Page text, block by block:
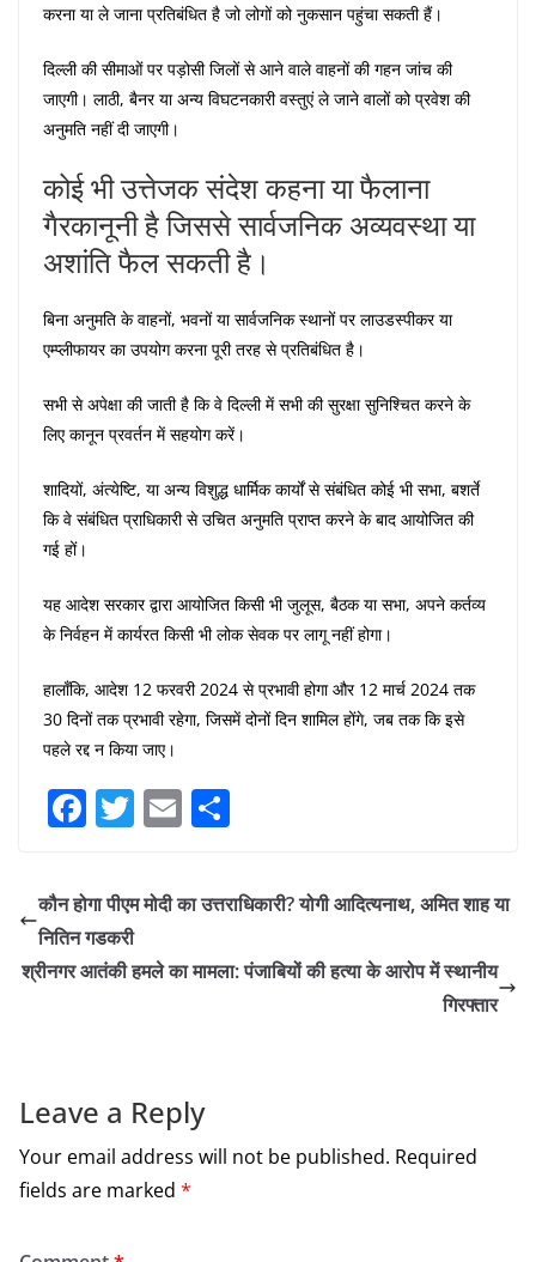
करना या ले जाना प्रतिबंधित है जो लोगों को नुकसान पहुंचा सकती हैं।
दिल्ली की सीमाओं पर पड़ोसी जिलों से आने वाले वाहनों की गहन जांच की
जाएगी। लाठी, बैनर या अन्य विघटनकारी वस्तुएं ले जाने वालों को प्रवेश की
अनुमति नहीं दी जाएगी।
कोई भी उत्तेजक संदेश कहना या फैलाना
गैरकानूनी है जिससे सार्वजनिक अव्यवस्था या
अशांति फैल सकती है।
बिना अनुमति के वाहनों, भवनों या सार्वजनिक स्थानों पर लाउडस्पीकर या
एम्प्लीफायर का उपयोग करना पूरी तरह से प्रतिबंधित है।
सभी से अपेक्षा की जाती है कि वे दिल्ली में सभी की सुरक्षा सुनिश्चित करने के
लिए कानून प्रवर्तन में सहयोग करें।
शादियों, अंत्येष्टि, या अन्य विशुद्ध धार्मिक कार्यों से संबंधित कोई भी सभा, बशर्ते
कि वे संबंधित प्राधिकारी से उचित अनुमति प्राप्त करने के बाद आयोजित की
गई हों।
यह आदेश सरकार द्वारा आयोजित किसी भी जुलूस, बैठक या सभा, अपने कर्तव्य
के निर्वहन में कार्यरत किसी भी लोक सेवक पर लागू नहीं होगा।
हालाँकि, आदेश 12 फरवरी 2024 से प्रभावी होगा और 12 मार्च 2024 तक
30 दिनों तक प्रभावी रहेगा, जिसमें दोनों दिन शामिल होंगे, जब तक कि इसे
पहले रद्द न किया जाए।
F
c
e
b
T
itt
er
E
ai
l
ar
e
कौन होगा पीएम मोदी का उत्तराधिकारी? योगी आदित्यनाथ, अमित शाह या
नितिन गडकरी
श्रीनगर आतंकी हमले का मामला: पंजाबियों की हत्या के आरोप में स्थानीय
गिरफ्तार
Leave a Reply
Your email address will not be published. Required
fields are marked *